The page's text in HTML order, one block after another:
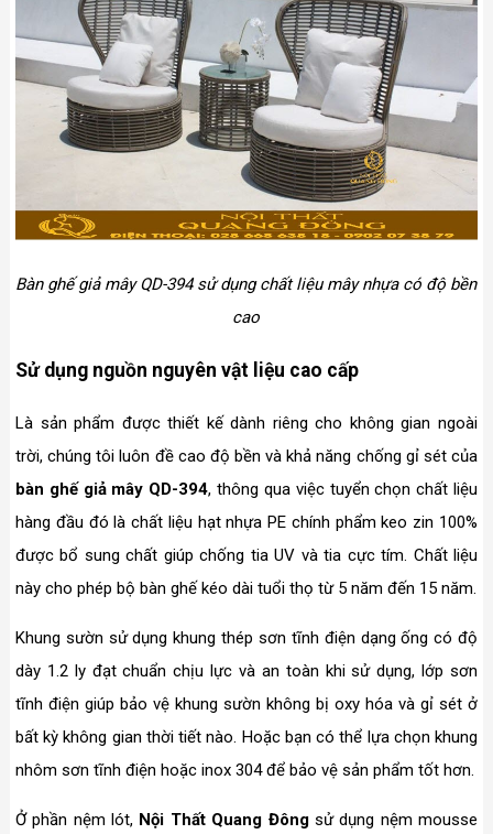
Bàn ghế giả mây QD-394 sử dụng chất liệu mây nhựa có độ bền
cao
Sử dụng nguồn nguyên vật liệu cao cấp
Là sản phẩm được thiết kế dành riêng cho không gian ngoài
trời, chúng tôi luôn đề cao độ bền và khả năng chống gỉ sét của
bàn ghế giả mây QD-394, thông qua việc tuyển chọn chất liệu
hàng đầu đó là chất liệu hạt nhựa PE chính phẩm keo zin 100%
được bổ sung chất giúp chống tia UV và tia cực tím. Chất liệu
này cho phép bộ bàn ghế kéo dài tuổi thọ từ 5 năm đến 15 năm.
Khung sườn sử dụng khung thép sơn tĩnh điện dạng ống có độ
dày 1.2 ly đạt chuẩn chịu lực và an toàn khi sử dụng, lớp sơn
tĩnh điện giúp bảo vệ khung sườn không bị oxy hóa và gỉ sét ở
bất kỳ không gian thời tiết nào. Hoặc bạn có thể lựa chọn khung
nhôm sơn tĩnh điện hoặc inox 304 để bảo vệ sản phẩm tốt hơn.
Ở phần nệm lót, Nội Thất Quang Đôngsử dụng nệm mousse